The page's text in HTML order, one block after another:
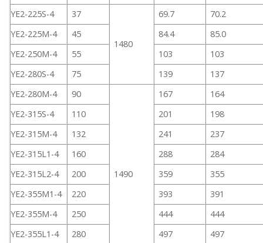
YE2-225S-4
37
1480
69.7
70.2
YE2-225M-4
45 84.4
85.0
YE2-250M-4
55 103
103
YE2-280S-4
75 139
137
YE2-280M-4
90
1490
167
164
YE2-315S-4
110 201
198
YE2-315M-4
132 241
237
YE2-315L1-4
160 288
284
YE2-315L2-4
200 359
355
YE2-355M1-4
220 393
391
YE2-355M-4
250 444
444
YE2-355L1-4
280 497
497